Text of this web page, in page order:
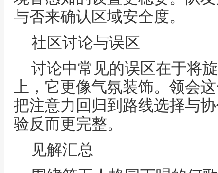
与否来确认区域安全度。
社区讨论与误区
讨论中常见的误区在于将
上，它更像气氛装饰。领会
把注意力回归到路线选择与
验反而更完整。
见解汇总